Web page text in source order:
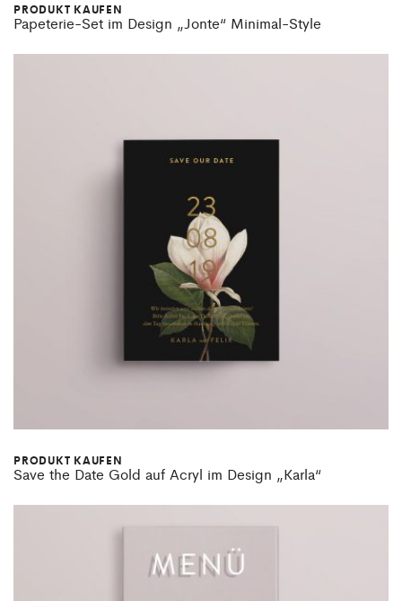
PRODUKT KAUFEN
Papeterie-Set im Design „Jonte“ Minimal-Style
PRODUKT KAUFEN
Save the Date Gold auf Acryl im Design „Karla“